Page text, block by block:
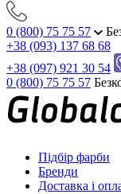
0 (800) 75 75 57
+38 (093) 137 68 68
+38 (097) 921 30 54
0 (800) 75 75 57
Підбір фарби
Бренди
Доставка і